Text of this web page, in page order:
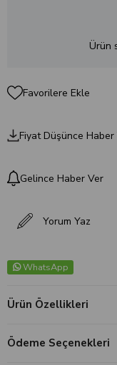
Ürün
Favorilere Ekle
Fiyat Düşünce Haber
Gelince Haber Ver
Yorum Yaz
WhatsApp
Ürün Özellikleri
Ödeme Seçenekleri